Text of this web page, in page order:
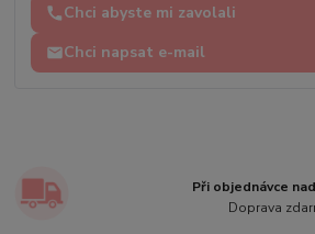
Chci abyste mi zavolali
Chci napsat e-mail
Při objednávce
Doprava